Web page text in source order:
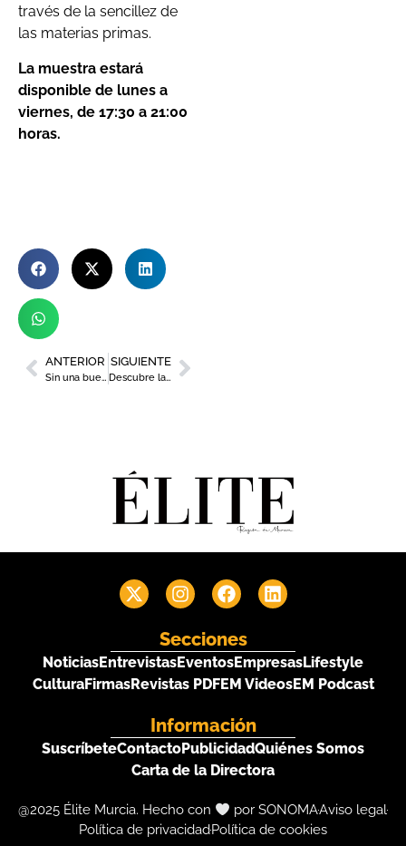
través de la sencillez de
las materias primas.
La muestra estará
disponible de lunes a
viernes, de 17:30 a 21:00
horas.
ANTERIOR
Sin una buena iluminación, no hay buenos comensales
SIGUIENTE
Descubre la programación del Centro Municipal Gastronómico
Secciones
NoticiasEntrevistasEventosEmpresasLifestyle
CulturaFirmasRevistas PDFEM VideosEM Podcast
Información
SuscríbeteContactoPublicidadQuiénes Somos
Carta de la Directora
@2025 Élite Murcia. Hecho con por SONOMAAviso legal
Política de privacidadPolítica de cookies